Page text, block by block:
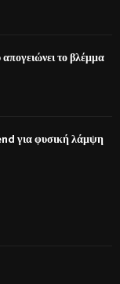
το βλέμμα
για φυσική λάμψη